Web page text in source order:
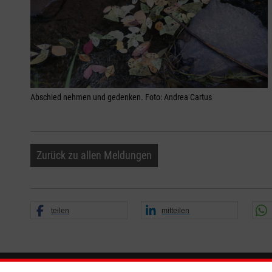
Abschied nehmen und gedenken. Foto: Andrea Cartus
Zurück zu allen Meldungen
teilen mitteilen